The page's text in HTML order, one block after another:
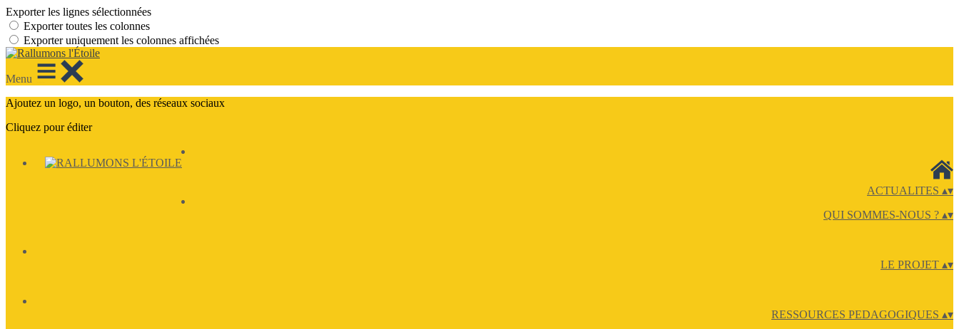
Exporter les lignes sélectionnées
Exporter toutes les colonnes
Exporter uniquement les colonnes affichées
Menu
Ajoutez un logo, un bouton, des réseaux sociaux
Cliquez pour éditer
ACTUALITES ▴▾
QUI SOMMES-NOUS ? ▴▾
LE PROJET ▴▾
RESSOURCES PEDAGOGIQUES ▴▾